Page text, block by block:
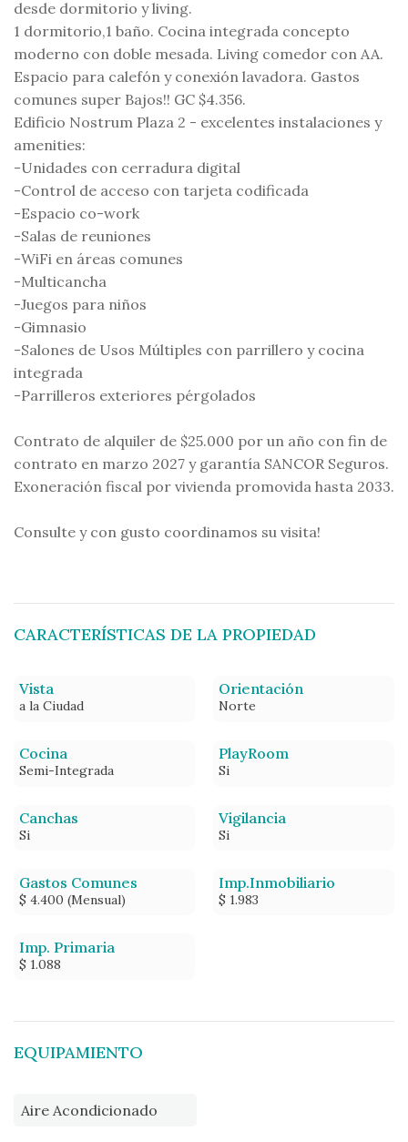
desde dormitorio y living.
1 dormitorio,1 baño. Cocina integrada concepto
moderno con doble mesada. Living comedor con AA.
Espacio para calefón y conexión lavadora. Gastos
comunes super Bajos!! GC $4.356.
Edificio Nostrum Plaza 2 - excelentes instalaciones y
amenities:
-Unidades con cerradura digital
-Control de acceso con tarjeta codificada
-Espacio co-work
-Salas de reuniones
-WiFi en áreas comunes
-Multicancha
-Juegos para niños
-Gimnasio
-Salones de Usos Múltiples con parrillero y cocina
integrada
-Parrilleros exteriores pérgolados
Contrato de alquiler de $25.000 por un año con fin de
contrato en marzo 2027 y garantía SANCOR Seguros.
Exoneración fiscal por vivienda promovida hasta 2033.
Consulte y con gusto coordinamos su visita!
CARACTERÍSTICAS DE LA PROPIEDAD
Vista
a la Ciudad
Orientación
Norte
Cocina
Semi-Integrada
PlayRoom
Si
Canchas
Si
Vigilancia
Si
Gastos Comunes
$ 4.400 (Mensual)
Imp.Inmobiliario
$ 1.983
Imp. Primaria
$ 1.088
EQUIPAMIENTO
Aire Acondicionado